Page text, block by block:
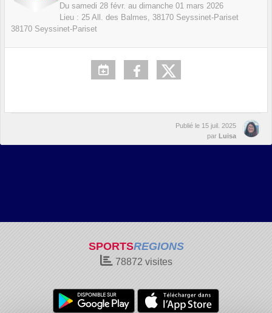
Du samedi 28 févr. au dimanche 01 mars 2026
Lieu : 25 All. des Balmes, 38170 Seyssinet-Pariset
38170 Seyssinet-Pariset
Publié le 15 juil. 2025
par Luisa
SPORTSREGIONS
78872 visites